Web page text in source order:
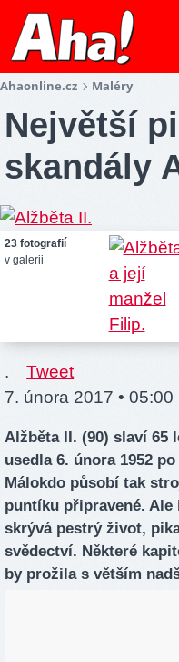
Ahaonline.cz Maléry
Největší
skandály
23 fotografií
v galerii
.
Tweet
7. února 2017 • 05:00
Alžběta II. (90) slaví 65
usedla 6. února 1952
Málokdo působí tak
puntíku připravené. Ale
skrývá pestrý život,
svědectví. Některé
by prožila s větším